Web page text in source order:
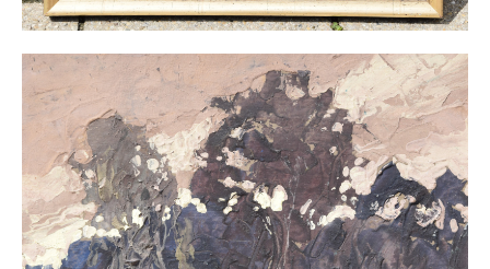
Der Maler Richard Sprick (1901-1976)
Suche
Über Uns
Kontakt
Publikationsliste
Über Uns